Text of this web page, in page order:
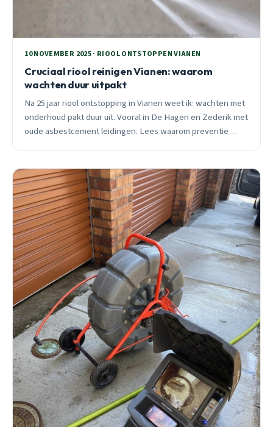
10 NOVEMBER 2025 · RIOOL ONTSTOPPEN VIANEN
Cruciaal riool reinigen Vianen: waarom
wachten duur uitpakt
Na 25 jaar riool ontstopping in Vianen weet ik: wachten met
onderhoud pakt duur uit. Vooral in De Hagen en Zederik met
oude asbestcement leidingen. Lees waarom preventie